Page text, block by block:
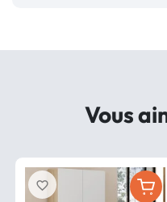
Vous
favorite_border